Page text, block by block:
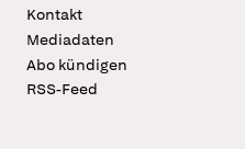
Kontakt
Mediadaten
Abo kündigen
RSS-Feed